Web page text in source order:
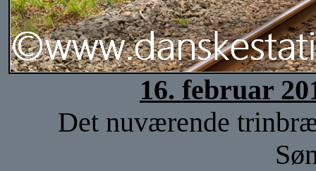
16. februar
Det nuværende